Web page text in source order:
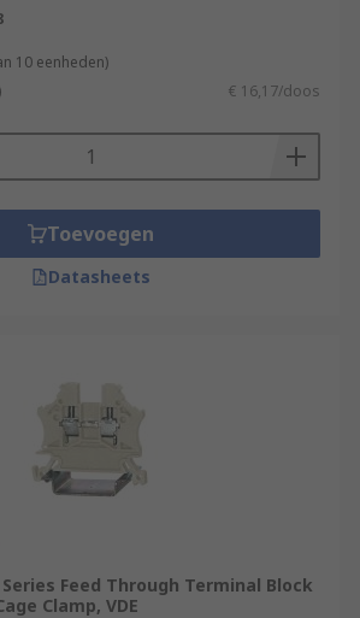
10 eenheden)
€ 16,17/doos
Toevoegen
Datasheets
Series Feed Through Terminal Block
Clamp, VDE